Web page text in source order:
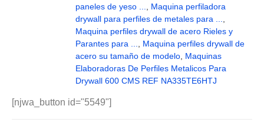
paneles de yeso ..., Maquina perfiladora
drywall para perfiles de metales para ...,
Maquina perfiles drywall de acero Rieles y
Parantes para ..., Maquina perfiles drywall de
acero su tamaño de modelo, Maquinas
Elaboradoras De Perfiles Metalicos Para
Drywall 600 CMS REF NA335TE6HTJ
[njwa_button id="5549"]